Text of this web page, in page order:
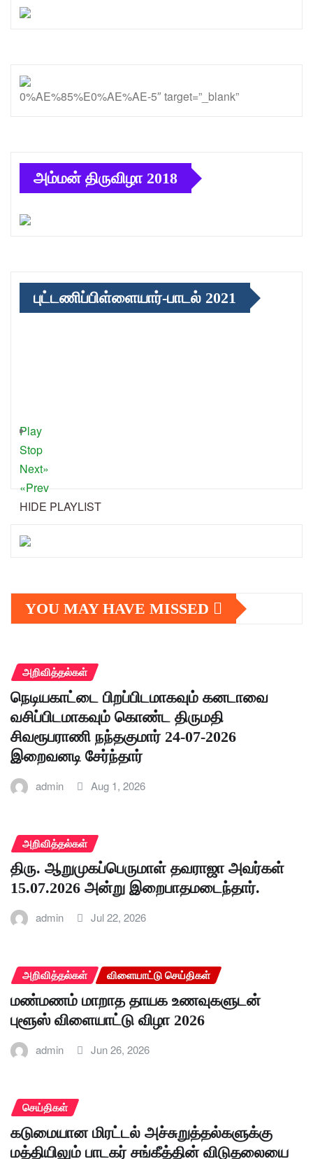
0%AE%85%E0%AE%AE-5″ target=”_blank”
அம்மன் திருவிழா 2018
புட்டணிப்பிள்ளையார்-பாடல் 2021
Play
Stop
Next»
«Prev
HIDE PLAYLIST
YOU MAY HAVE MISSED
அறிவித்தல்கள்
நெடியகாட்டை பிறப்பிடமாகவும் கனடாவை
வசிப்பிடமாகவும் கொண்ட திருமதி
சிவரூபராணி நந்தகுமார் 24-07-2026
இறைவனடி சேர்ந்தார்
admin Aug 1, 2026
அறிவித்தல்கள்
திரு. ஆறுமுகப்பெருமாள் தவராஜா அவர்கள்
15.07.2026 அன்று இறைபாதமடைந்தார்.
admin Jul 22, 2026
அறிவித்தல்கள் விளையாட்டு செய்திகள்
மண்மணம் மாறாத தாயக உணவுகளுடன்
புளூஸ் விளையாட்டு விழா 2026
admin Jun 26, 2026
செய்திகள்
கடுமையான மிரட்டல் அச்சுறுத்தல்களுக்கு
மத்தியிலும் பாடகர் சங்கீத்தின் விடுதலையை